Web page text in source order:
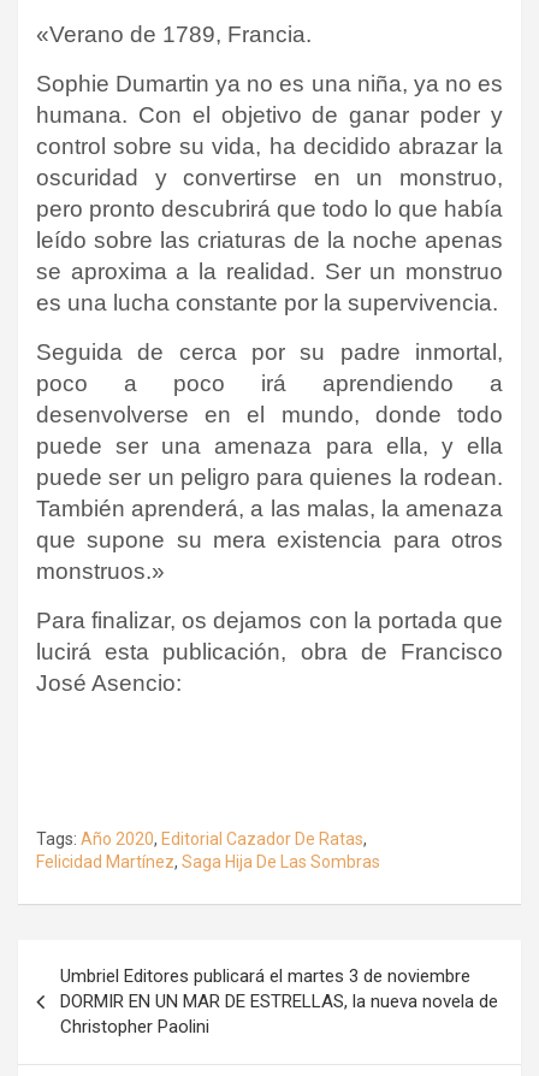
«Verano de 1789, Francia.
Sophie Dumartin ya no es una niña, ya no es
humana. Con el objetivo de ganar poder y
control sobre su vida, ha decidido abrazar la
oscuridad y convertirse en un monstruo,
pero pronto descubrirá que todo lo que había
leído sobre las criaturas de la noche apenas
se aproxima a la realidad. Ser un monstruo
es una lucha constante por la supervivencia.
Seguida de cerca por su padre inmortal,
poco a poco irá aprendiendo a
desenvolverse en el mundo, donde todo
puede ser una amenaza para ella, y ella
puede ser un peligro para quienes la rodean.
También aprenderá, a las malas, la amenaza
que supone su mera existencia para otros
monstruos.»
Para finalizar, os dejamos con la portada que
lucirá esta publicación, obra de Francisco
José Asencio:
Tags: Año 2020, Editorial Cazador De Ratas,
Felicidad Martínez, Saga Hija De Las Sombras
de
entradas
Umbriel Editores publicará el martes 3 de noviembre
DORMIR EN UN MAR DE ESTRELLAS, la nueva novela de
Christopher Paolini